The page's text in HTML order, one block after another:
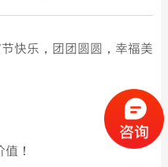
快乐，团团圆圆，幸福美
！